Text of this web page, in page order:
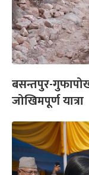
बसन्तपुर-
जोखिमपूर्ण यात्रा